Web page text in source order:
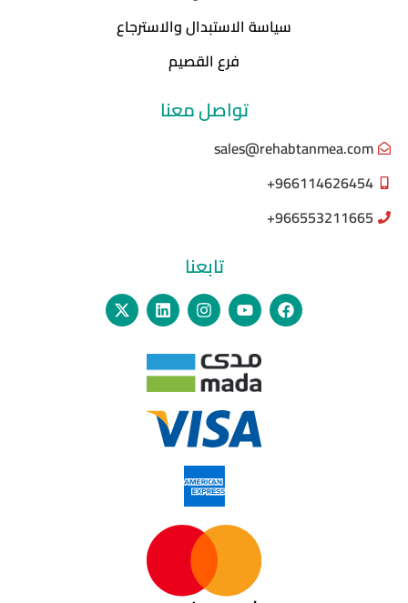
سياسة الاستبدال والاسترجاع
فرع القصيم
تواصل معنا
sales@rehabtanmea.com
966114626454+
966553211665+
تابعنا